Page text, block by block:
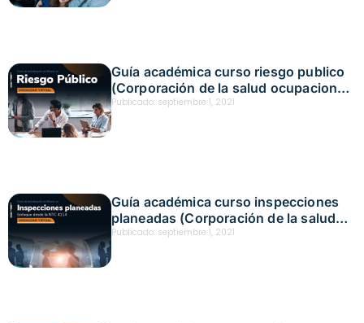
Guía académica curso riesgo publico
(Corporación de la salud ocupacional
y ambiental y Positiva)
Publicado: septiembre 1, 2021
Guía académica curso inspecciones
planeadas (Corporación de la salud
ocupacional y ambiental y Positiva)
Publicado: septiembre 1, 2021